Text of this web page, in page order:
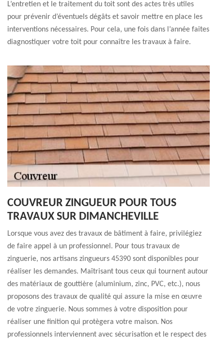
L’entretien et le traitement du toit sont des actes très utiles
pour prévenir d’éventuels dégâts et savoir mettre en place les
interventions nécessaires. Pour cela, une fois dans l’année faites
diagnostiquer votre toit pour connaître les travaux à faire.
COUVREUR ZINGUEUR POUR TOUS
TRAVAUX SUR DIMANCHEVILLE
Lorsque vous avez des travaux de bâtiment à faire, privilégiez
de faire appel à un professionnel. Pour tous travaux de
zinguerie, nos artisans zingueurs 45390 sont disponibles pour
réaliser les demandes. Maîtrisant tous ceux qui tournent autour
des matériaux de gouttière (aluminium, zinc, PVC, etc.), nous
proposons des travaux de qualité qui assure la mise en œuvre
de votre zinguerie. Nous sommes à votre disposition pour
réaliser une finition qui protègera votre maison. Nos
professionnels interviennent avec sécurisation et le respect des